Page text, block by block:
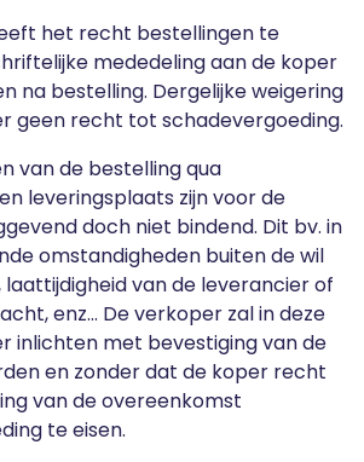
het recht bestellingen te
mededeling aan de koper
na bestelling. Dergelijke weigering
geen recht tot schadevergoeding.
van de bestelling qua
leveringsplaats zijn voor de
doch niet bindend. Dit bv. in
omstandigheden buiten de wil
van de leverancier of
enz... De verkoper zal in deze
inlichten met bevestiging van de
en zonder dat de koper recht
van de overeenkomst
te eisen.